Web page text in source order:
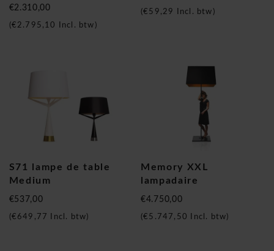
€2.310,00
€2.795,10 Incl. btw)
(€59,29 Incl. btw)
S71 lampe de table
Medium
€537,00
(€649,77 Incl. btw)
Memory XXL
lampadaire
€4.750,00
(€5.747,50 Incl. btw)